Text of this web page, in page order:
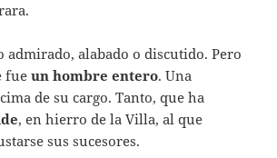
admirado, alabado o discutido. Pero
fueun hombre entero. Una
de su cargo. Tanto, que ha
, en hierro de la Villa, al que
sus sucesores.